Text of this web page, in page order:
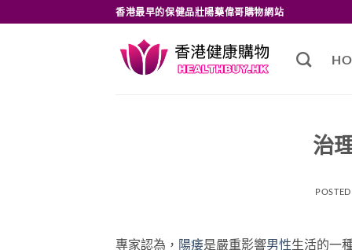
to
香港最早的保健品壯陽藥偉哥購物網站
治
專家認為， 陽痿是嚴重影響男性生活的一